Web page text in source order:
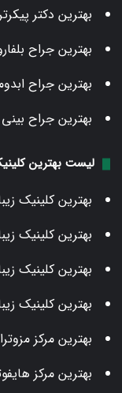
بهترین دکتر
بهترین جراح
بهترین جراح
بهترین جراح
لیست بهترین
بهترین کلینیک
بهترین کلینیک
بهترین کلینیک
بهترین کلینیک
بهترین مرکز
بهترین مرکز